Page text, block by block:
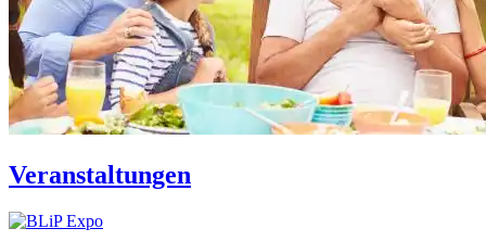
Veranstaltungen